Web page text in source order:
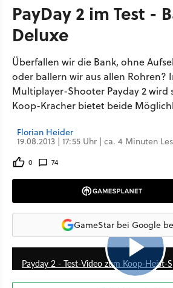
PayDay 2 im Test -
Deluxe
Überfallen wir die Bank, ohne
oder ballern wir aus allen Rohren?
Multiplayer-Shooter Payday 2 wird
Koop-Kracher bietet beide
Florian Heider
19.08.2013 | 17:55 Uhr | ca. 4 Minuten
0 74
GameStar bei Google
Payday 2 - Test-Video zum Koop-Heist-